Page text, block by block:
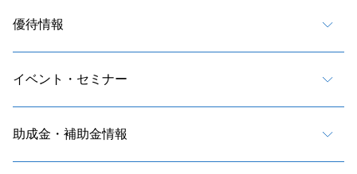
優待情報
イベント・セミナー
助成金・補助金情報